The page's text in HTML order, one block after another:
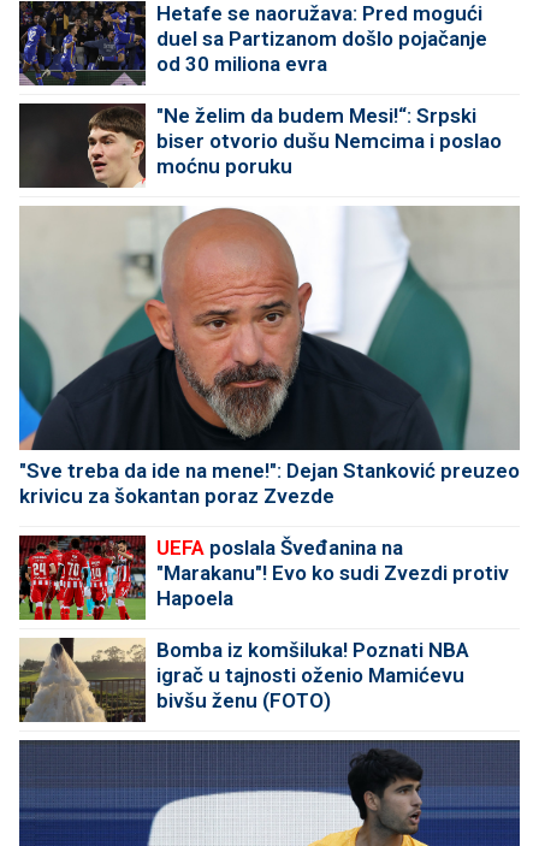
Hetafe se naoružava: Pred mogući
duel sa Partizanom došlo pojačanje
od 30 miliona evra
"Ne želim da budem Mesi!“: Srpski
biser otvorio dušu Nemcima i poslao
moćnu poruku
"Sve treba da ide na mene!": Dejan Stanković preuzeo
krivicu za šokantan poraz Zvezde
UEFA poslala Šveđanina na
"Marakanu"! Evo ko sudi Zvezdi protiv
Hapoela
Bomba iz komšiluka! Poznati NBA
igrač u tajnosti oženio Mamićevu
bivšu ženu (FOTO)